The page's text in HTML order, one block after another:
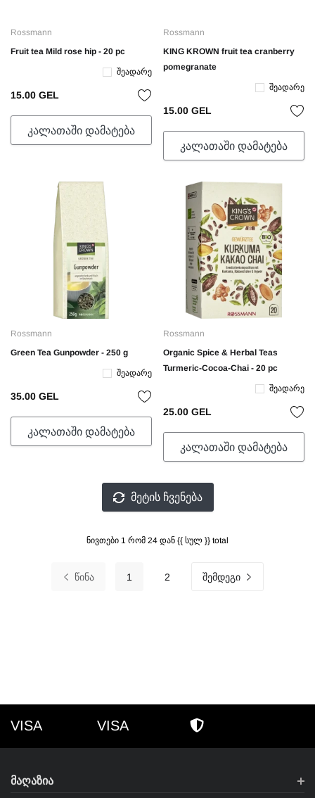
Rossmann
Fruit tea Mild rose hip - 20 pc
Შეადარე
15.00 GEL
ᲙᲐᲚᲐᲗᲐᲨᲘ ᲓᲐᲛᲐᲢᲔᲑᲐ
Rossmann
KING KROWN fruit tea cranberry
pomegranate
Შეადარე
15.00 GEL
ᲙᲐᲚᲐᲗᲐᲨᲘ ᲓᲐᲛᲐᲢᲔᲑᲐ
Rossmann
Green Tea Gunpowder - 250 g
Შეადარე
35.00 GEL
ᲙᲐᲚᲐᲗᲐᲨᲘ ᲓᲐᲛᲐᲢᲔᲑᲐ
Rossmann
Organic Spice & Herbal Teas
Turmeric-Cocoa-Chai - 20 pc
Შეადარე
25.00 GEL
ᲙᲐᲚᲐᲗᲐᲨᲘ ᲓᲐᲛᲐᲢᲔᲑᲐ
ᲛᲔᲢᲘᲡ ᲩᲕᲔᲜᲔᲑᲐ
ნივთები 1 რომ 24 დან {{ სულ }} total
ᲬᲘᲜᲐ 1 2 ᲨᲔᲛᲓᲔᲒᲘ
VISA VISA
ᲛᲐᲦᲐᲖᲘᲐ